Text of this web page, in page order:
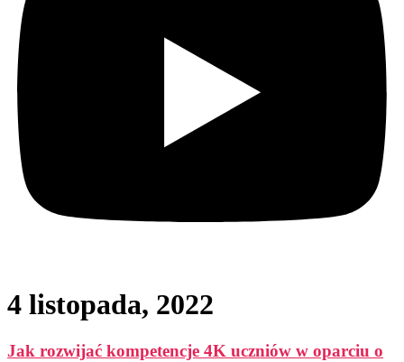
4 listopada, 2022
Jak rozwijać kompetencje 4K uczniów w oparciu o